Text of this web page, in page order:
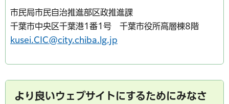
市民局市民自治推進部区政推進課
千葉市中央区千葉港1番1号 千葉市役所高層棟8階
kusei.CIC@city.chiba.lg.jp
より良いウェブサイトにするためにみなさ